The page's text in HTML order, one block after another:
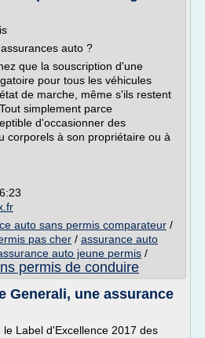
auto ?
que la souscription d'une
pour tous les véhicules
de marche, même s'ils restent
simplement parce
d'occasionner des
corporels à son propriétaire ou à
auto sans permis comparateur /
pas cher / assurance auto
auto jeune permis /
permis de conduire
Generali, une assurance
Label d'Excellence 2017 des